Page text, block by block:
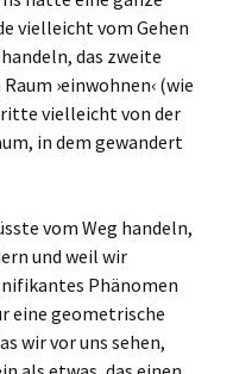
vielleicht vom Gehen
das zweite
›einwohnen‹ (wie
vielleicht von der
in dem gewandert
vom Weg handeln,
und weil wir
Phänomen
eine geometrische
wir vor uns sehen,